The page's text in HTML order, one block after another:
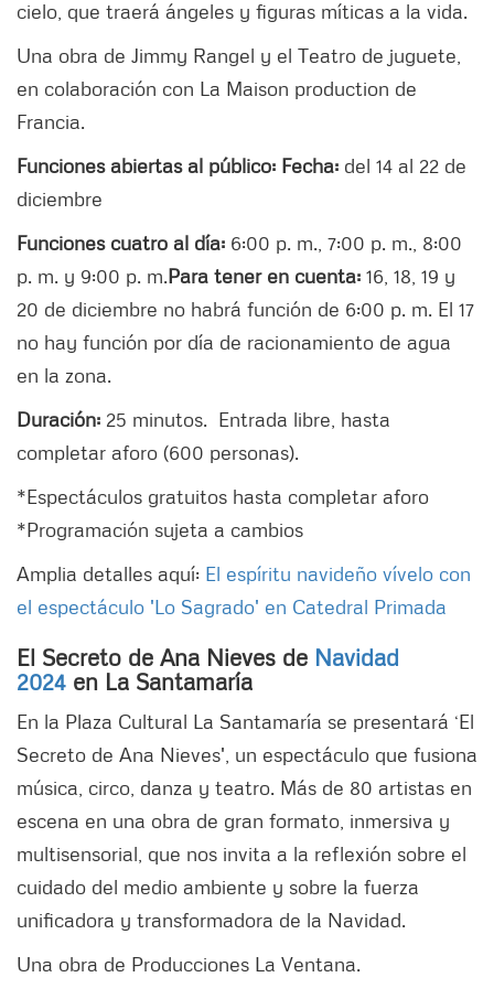
cielo, que traerá ángeles y figuras míticas a la vida.
Una obra de Jimmy Rangel y el Teatro de juguete,
en colaboración con La Maison production de
Francia.
Funciones abiertas al público: Fecha: del 14 al 22 de
diciembre
Funciones cuatro al día: 6:00 p. m., 7:00 p. m., 8:00
p. m. y 9:00 p. m.Para tener en cuenta: 16, 18, 19 y
20 de diciembre no habrá función de 6:00 p. m. El 17
no hay función por día de racionamiento de agua
en la zona.
Duración: 25 minutos. Entrada libre, hasta
completar aforo (600 personas).
*Espectáculos gratuitos hasta completar aforo
*Programación sujeta a cambios
Amplia detalles aquí: El espíritu navideño vívelo con
el espectáculo 'Lo Sagrado' en Catedral Primada
El Secreto de Ana Nieves de Navidad
2024 en La Santamaría
En la Plaza Cultural La Santamaría se presentará ‘El
Secreto de Ana Nieves', un espectáculo que fusiona
música, circo, danza y teatro. Más de 80 artistas en
escena en una obra de gran formato, inmersiva y
multisensorial, que nos invita a la reflexión sobre el
cuidado del medio ambiente y sobre la fuerza
unificadora y transformadora de la Navidad.
Una obra de Producciones La Ventana.